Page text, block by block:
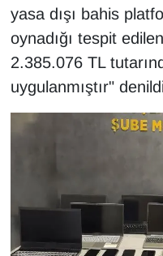
yasa dışı bahis
oynadığı tespit
2.385.076 TL
uygulanmıştır"
ONE EKONOMİ
POLİTİKA
Seri İlan